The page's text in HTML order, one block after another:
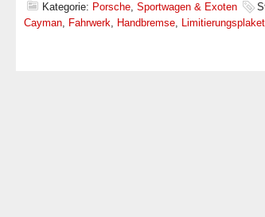
Kategorie: Porsche, Sportwagen & Exoten
Cayman, Fahrwerk, Handbremse,